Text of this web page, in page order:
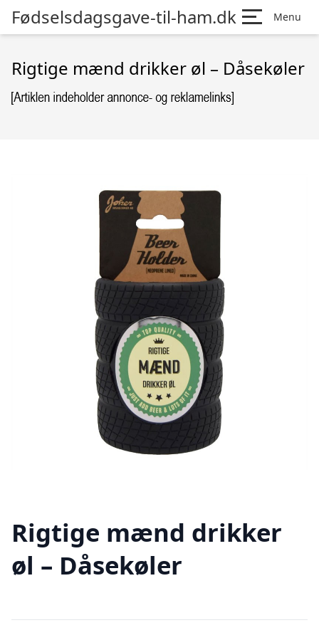
Fødselsdagsgave-til-ham.dk Menu
Rigtige mænd drikker øl – Dåsekøler
Rigtige mænd drikker
øl – Dåsekøler